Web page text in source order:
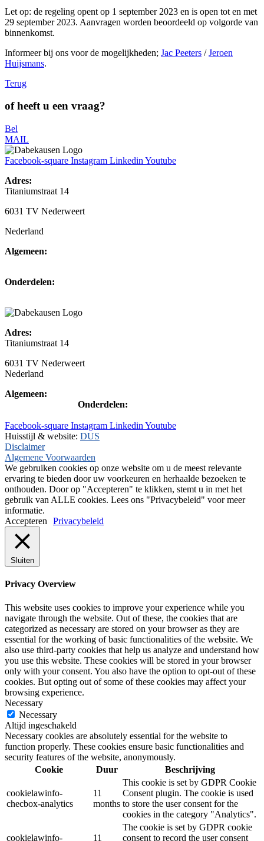
Let op: de regeling opent op 1 september 2023 en is open tot en met
29 september 2023. Aanvragen worden beoordeeld op volgorde van
binnenkomst.
Informeer bij ons voor de mogelijkheden; Jac Peeters /Jeroen
Huijsmans.
Terug
of heeft u een vraag?
Bel
MAIL
Facebook-square Instagram Linkedin Youtube
Adres:
Titaniumstraat 14
6031 TV Nederweert
Nederland
Algemeen:
Onderdelen:
Adres:
Titaniumstraat 14
6031 TV Nederweert
Nederland
Algemeen:
Onderdelen:
Facebook-square Instagram Linkedin Youtube
Huisstijl & website: DUS
Disclaimer
Algemene Voorwaarden
We gebruiken cookies op onze website om u de meest relevante
ervaring te bieden door uw voorkeuren en herhaalde bezoeken te
onthouden. Door op "Accepteren" te klikken, stemt u in met het
gebruik van ALLE cookies. Lees ons "Privacybeleid" voor meer
informatie.
Accepteren
Privacybeleid
Sluiten
Privacy Overview
This website uses cookies to improve your experience while you
navigate through the website. Out of these, the cookies that are
categorized as necessary are stored on your browser as they are
essential for the working of basic functionalities of the website. We
also use third-party cookies that help us analyze and understand how
you use this website. These cookies will be stored in your browser
only with your consent. You also have the option to opt-out of these
cookies. But opting out of some of these cookies may affect your
browsing experience.
Necessary
Necessary
Altijd ingeschakeld
Necessary cookies are absolutely essential for the website to
function properly. These cookies ensure basic functionalities and
security features of the website, anonymously.
Cookie
Duur Beschrijving
cookielawinfo-
checbox-analytics
11
months
This cookie is set by GDPR Cookie
Consent plugin. The cookie is used
to store the user consent for the
cookies in the category "Analytics".
cookielawinfo- 11
The cookie is set by GDPR cookie
consent to record the user consent